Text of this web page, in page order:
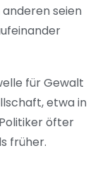
seien
für Gewalt
etwa in
öfter
früher.